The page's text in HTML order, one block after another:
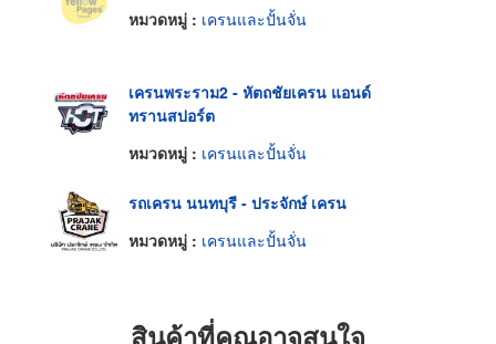
หมวดหมู่ : เครนและปั้นจั่น
เครนพระราม2 - หัตถชัยเครน แอนด์
ทรานสปอร์ต
หมวดหมู่ : เครนและปั้นจั่น
รถเครน นนทบุรี - ประจักษ์ เครน
หมวดหมู่ : เครนและปั้นจั่น
สินค้าที่คุณอาจสนใจ